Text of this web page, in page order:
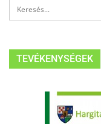
TEVÉKENYSÉGEK